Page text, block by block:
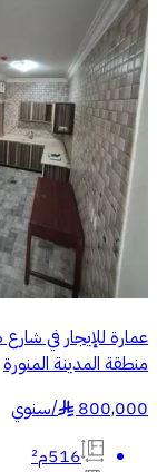
عمارة للإيجار في
منطقة المدينة المنورة
800,000
§
/سنوي
516م²